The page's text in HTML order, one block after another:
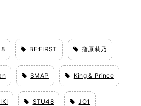
BE:FIRST 指原莉乃
SMAP King & Prince
STU48 JO1